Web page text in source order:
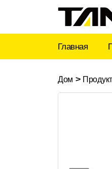
Главная
Дом >